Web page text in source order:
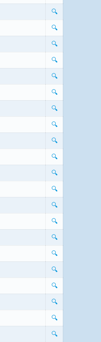
🔍
🔍
🔍
🔍
🔍
🔍
🔍
🔍
🔍
🔍
🔍
🔍
🔍
🔍
🔍
🔍
🔍
🔍
🔍
🔍
🔍